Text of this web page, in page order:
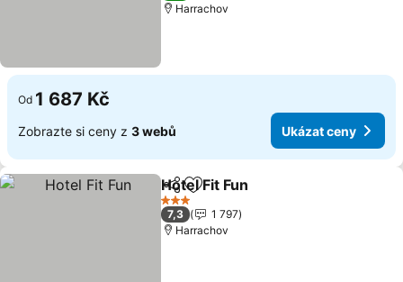
Harrachov
Od 1 687 Kč
Zobrazte si ceny z 3 webů Ukázat ceny
SdíletPřidat na seznam oblíbených
Hotel Fit Fun
3 Počet hvězdiček
7,3
1 797
Harrachov